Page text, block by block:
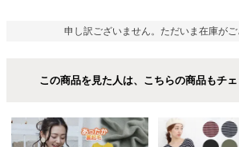
申し訳ございません。ただいま在庫がご
この商品を見た人は、こちらの商品もチェ